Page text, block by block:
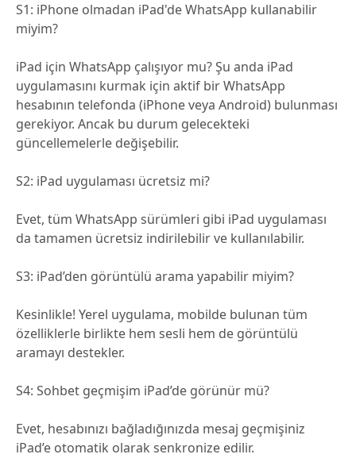
S1: iPhone olmadan iPad'de WhatsApp kullanabilir
miyim?
iPad için WhatsApp çalışıyor mu? Şu anda iPad
uygulamasını kurmak için aktif bir WhatsApp
hesabının telefonda (iPhone veya Android) bulunması
gerekiyor. Ancak bu durum gelecekteki
güncellemelerle değişebilir.
S2: iPad uygulaması ücretsiz mi?
Evet, tüm WhatsApp sürümleri gibi iPad uygulaması
da tamamen ücretsiz indirilebilir ve kullanılabilir.
S3: iPad’den görüntülü arama yapabilir miyim?
Kesinlikle! Yerel uygulama, mobilde bulunan tüm
özelliklerle birlikte hem sesli hem de görüntülü
aramayı destekler.
S4: Sohbet geçmişim iPad’de görünür mü?
Evet, hesabınızı bağladığınızda mesaj geçmişiniz
iPad’e otomatik olarak senkronize edilir.